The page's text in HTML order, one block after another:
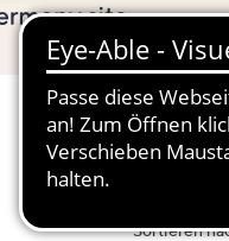
Sortieren